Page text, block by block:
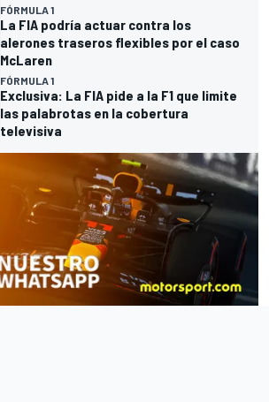
FÓRMULA 1
La FIA podría actuar contra los
alerones traseros flexibles por el caso
McLaren
FÓRMULA 1
Exclusiva: La FIA pide a la F1 que limite
las palabrotas en la cobertura
televisiva